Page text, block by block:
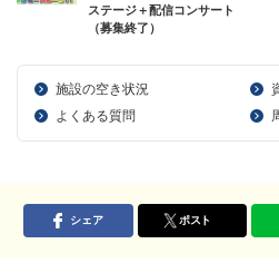
ステージ＋配信コンサート
（募集終了）
施設の空き状況
よくある質問
シェア ポスト